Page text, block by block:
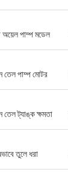
অয়েল পাম্প মডেল
তেল পাম্প মোটর
তেল ট্যাঙ্ক ক্ষমতা
তুলে ধরা